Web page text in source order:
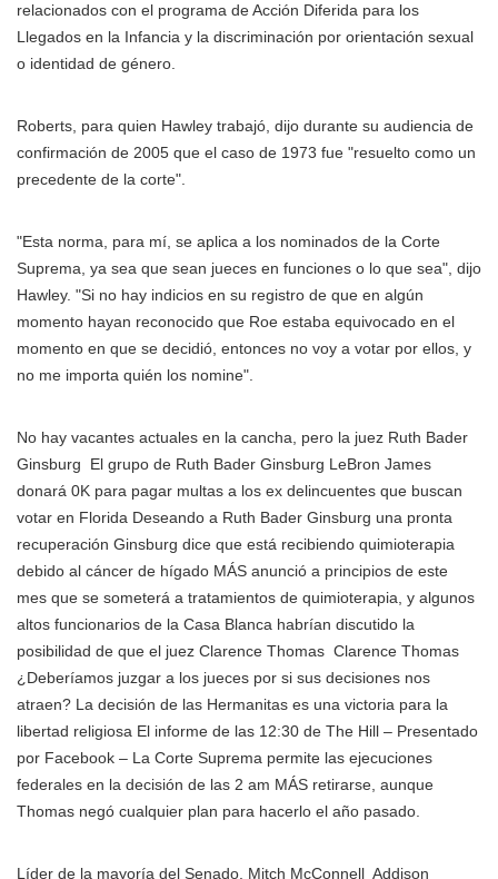
relacionados con el programa de Acción Diferida para los
Llegados en la Infancia y la discriminación por orientación sexual
o identidad de género.
Roberts, para quien Hawley trabajó, dijo durante su audiencia de
confirmación de 2005 que el caso de 1973 fue "resuelto como un
precedente de la corte".
"Esta norma, para mí, se aplica a los nominados de la Corte
Suprema, ya sea que sean jueces en funciones o lo que sea", dijo
Hawley. "Si no hay indicios en su registro de que en algún
momento hayan reconocido que Roe estaba equivocado en el
momento en que se decidió, entonces no voy a votar por ellos, y
no me importa quién los nomine".
No hay vacantes actuales en la cancha, pero la juez Ruth Bader
Ginsburg
El grupo de Ruth Bader Ginsburg LeBron James
donará 0K para pagar multas a los ex delincuentes que buscan
votar en Florida Deseando a Ruth Bader Ginsburg una pronta
recuperación Ginsburg dice que está recibiendo quimioterapia
debido al cáncer de hígado MÁS anunció a principios de este
mes que se someterá a tratamientos de quimioterapia, y algunos
altos funcionarios de la Casa Blanca habrían discutido la
posibilidad de que el juez Clarence Thomas Clarence Thomas
¿Deberíamos juzgar a los jueces por si sus decisiones nos
atraen? La decisión de las Hermanitas es una victoria para la
libertad religiosa El informe de las 12:30 de The Hill – Presentado
por Facebook – La Corte Suprema permite las ejecuciones
federales en la decisión de las 2 am MÁS retirarse, aunque
Thomas negó cualquier plan para hacerlo el año pasado.
Líder de la mayoría del Senado, Mitch McConnell Addison